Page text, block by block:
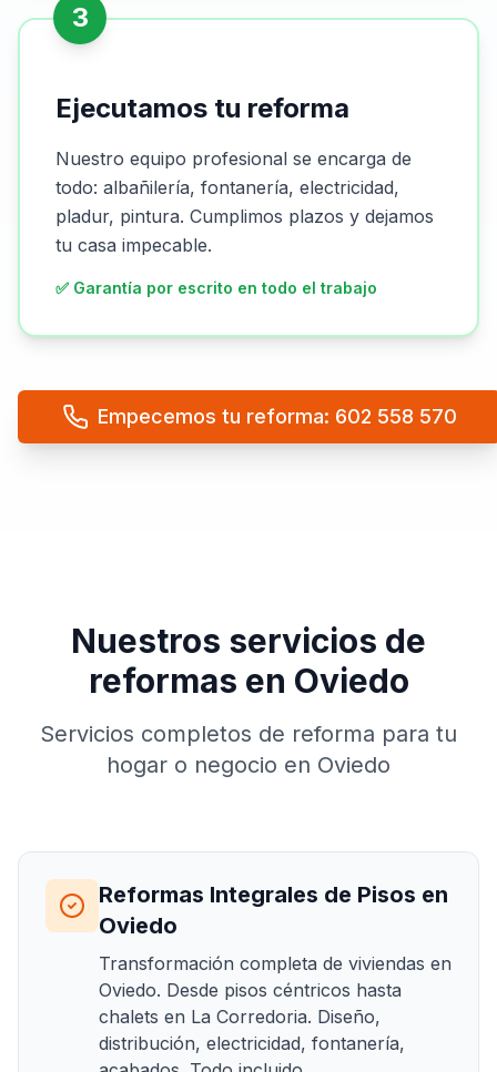
3
Ejecutamos tu reforma
Nuestro equipo profesional se encarga de
todo: albañilería, fontanería, electricidad,
pladur, pintura. Cumplimos plazos y dejamos
tu casa impecable.
✅ Garantía por escrito en todo el trabajo
Empecemos tu reforma: 602 558 570
Nuestros servicios de
reformas en Oviedo
Servicios completos de reforma para tu
hogar o negocio en Oviedo
Reformas Integrales de Pisos en
Oviedo
Transformación completa de viviendas en
Oviedo. Desde pisos céntricos hasta
chalets en La Corredoria. Diseño,
distribución, electricidad, fontanería,